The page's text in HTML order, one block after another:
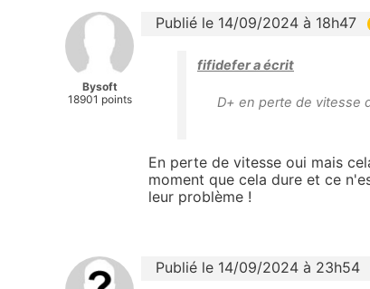
Bysoft
18901 points
Publié le 14/09/2024 à 18h47
fifidefer a écrit
D+ en perte de vitesse
En perte de vitesse oui mais
moment que cela dure et ce
leur problème !
Publié le 14/09/2024 à 23h54